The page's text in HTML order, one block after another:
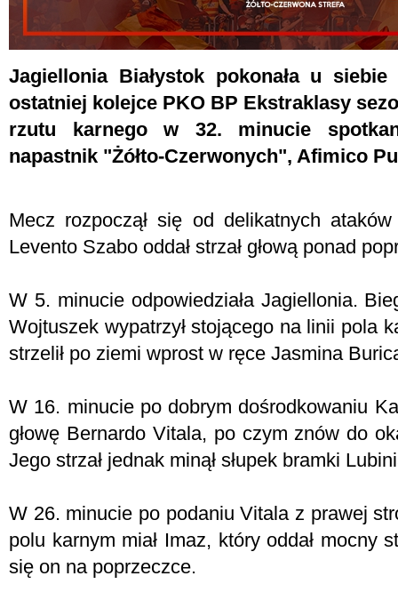
Jagiellonia Białystok pokonała u
ostatniej kolejce PKO BP Ekstraklasy
rzutu karnego w 32. minucie
napastnik "Żółto-Czerwonych", Afimico
Mecz rozpoczął się od delikatnych
Levento Szabo oddał strzał głową ponad
W 5. minucie odpowiedziała Jagiellonia.
Wojtuszek wypatrzył stojącego na linii pola
strzelił po ziemi wprost w ręce Jasmina
W 16. minucie po dobrym dośrodkowaniu
głowę Bernardo Vitala, po czym znów do
Jego strzał jednak minął słupek bramki
W 26. minucie po podaniu Vitala z prawej
polu karnym miał Imaz, który oddał mocny
się on na poprzeczce.